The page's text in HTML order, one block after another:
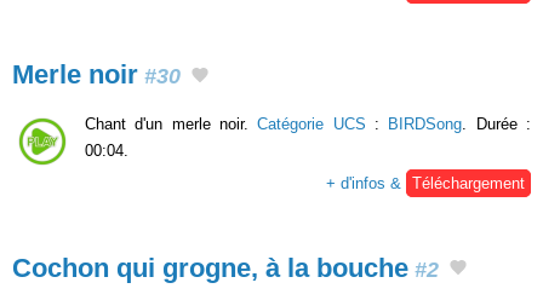
Merle noir #30
Chant d'un merle noir.Catégorie UCS : BIRDSong . Durée :
00:04.
+ d'infos &
Téléchargement
Cochon qui grogne, à la bouche #2